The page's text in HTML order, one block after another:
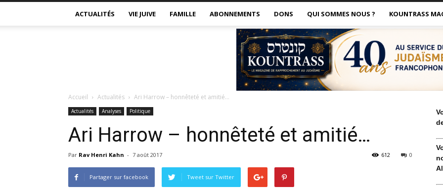
ACTUALITÉS VIE JUIVE FAMILLE ABONNEMENTS DONS QUI SOMMES NOUS ? KOUNTRASS
Accueil Actualités Ari Harrow – honnêteté et amitié…
Actualités Analyses Politique
Ari Harrow – honnêteté et amitié…
Par Rav Henri Kahn - 7 août 2017 0
612
Partager sur facebook Tweet sur Twitter